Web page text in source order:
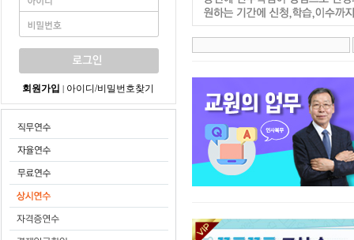
회원가입 아이디/비밀번호찾기